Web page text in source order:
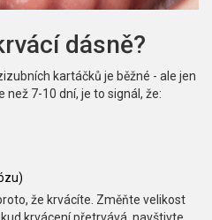
dásně?
kartáčků je běžné - ale jen
7-10 dní, je to signál, že:
že krvácíte. Změňte velikost